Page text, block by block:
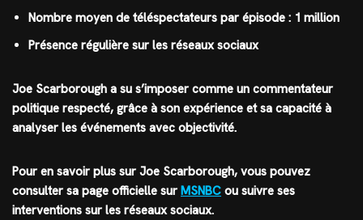
Nombre moyen de téléspectateurs par épisode : 1 million
Présence régulière sur les réseaux sociaux
Joe Scarborough a su s’imposer comme un commentateur
politique respecté, grâce à son expérience et sa capacité à
analyser les événements avec objectivité.
Pour en savoir plus sur Joe Scarborough, vous pouvez
consulter sa page officielle sur MSNBC ou suivre ses
interventions sur les réseaux sociaux.